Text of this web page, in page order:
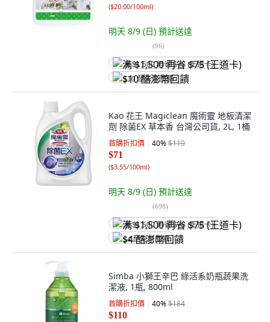
($20.00/100ml)
明天 8/9 (日) 預計送達
(96)
满 $1,500 再省 $75 (王道卡)
$10 酷澎幣回饋
Kao 花王 Magiclean 魔術靈 地板清潔
劑 除菌EX 草本香 台灣公司貨, 2L, 1桶
首購折扣價 40%$119
$71
($3.55/100ml)
明天 8/9 (日) 預計送達
(698)
满 $1,500 再省 $75 (王道卡)
$4 酷澎幣回饋
Simba 小獅王辛巴 綠活系奶瓶蔬果洗
潔液, 1瓶, 800ml
首購折扣價 40%$184
$110